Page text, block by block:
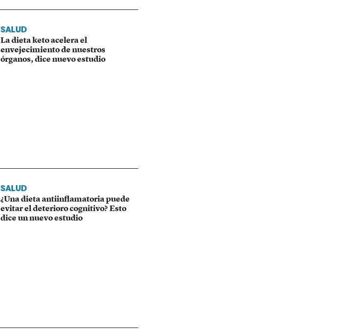
SALUD
La dieta keto acelera el
envejecimiento de nuestros
órganos, dice nuevo estudio
SALUD
¿Una dieta antiinflamatoria puede
evitar el deterioro cognitivo? Esto
dice un nuevo estudio